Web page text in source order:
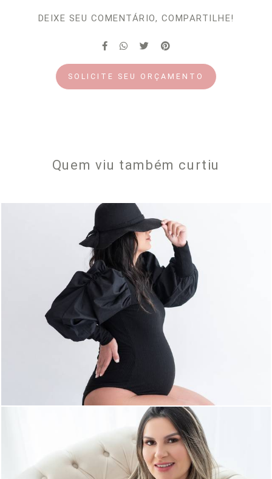
DEIXE SEU COMENTÁRIO, COMPARTILHE!
SOLICITE SEU ORÇAMENTO
Quem viu também curtiu
0